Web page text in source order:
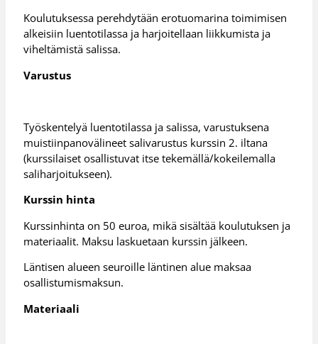
Koulutuksessa perehdytään erotuomarina toimimisen
alkeisiin luentotilassa ja harjoitellaan liikkumista ja
viheltämistä salissa.
Varustus
Työskentelyä luentotilassa ja salissa, varustuksena
muistiinpanovälineet salivarustus kurssin 2. iltana
(kurssilaiset osallistuvat itse tekemällä/kokeilemalla
saliharjoitukseen).
Kurssin hinta
Kurssinhinta on 50 euroa, mikä sisältää koulutuksen ja
materiaalit. Maksu laskuetaan kurssin jälkeen.
Läntisen alueen seuroille läntinen alue maksaa
osallistumismaksun.
Materiaali